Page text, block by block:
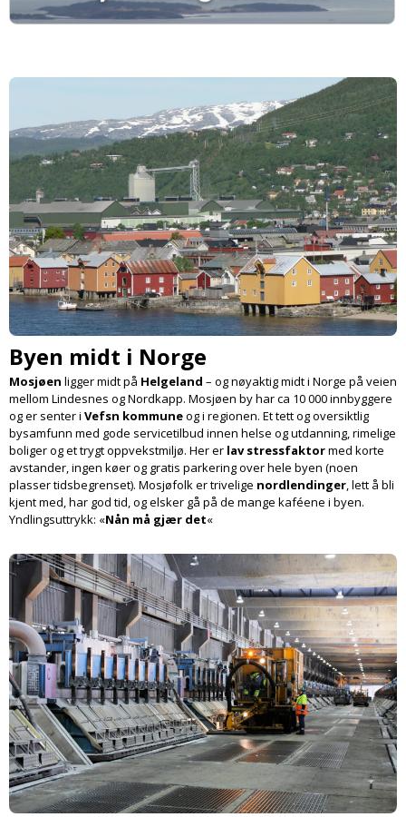
Byen midt i Norge
Mosjøen ligger midt på Helgeland – og nøyaktig midt i Norge på veien
mellom Lindesnes og Nordkapp. Mosjøen by har ca 10 000 innbyggere
og er senter i Vefsn kommuneog i regionen. Et tett og oversiktlig
bysamfunn med gode service­tilbud innen helse og utdanning, rimelige
boliger og et trygt oppvekstmiljø. Her er lav stressfaktormed korte
avstander, ingen køer og gratis parkering over hele byen (noen
plasser tidsbegrenset). Mosjøfolk er trivelige nordlendinger, lett å bli
kjent med, har god tid, og elsker gå på de mange kaféene i byen.
Yndlings­uttrykk: «Nån må gjær det«